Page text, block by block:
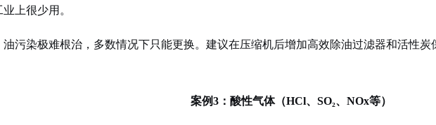
上很少用。
油污染极难根治，多数情况下只能更换。建议在压缩机后增加高效除油过滤器和活性炭
案例3：酸性气体（HCl、SO₂、NOx等）